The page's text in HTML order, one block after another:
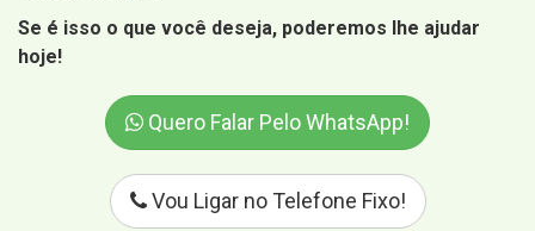
Se é isso o que você deseja, poderemos lhe ajudar
hoje!
Quero Falar Pelo WhatsApp!
Vou Ligar no Telefone Fixo!